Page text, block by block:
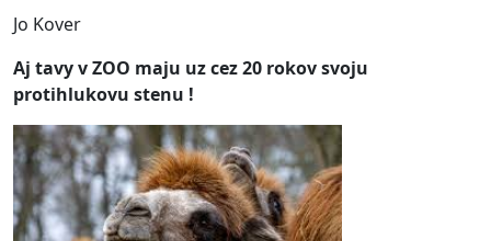
Jo Kover
Aj tavy v ZOO maju uz cez 20 rokov svoju
protihlukovu stenu !